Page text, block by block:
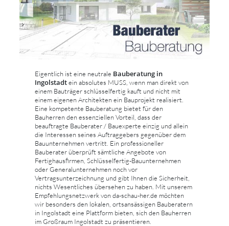
Eigentlich ist eine neutrale Bauberatung in
Ingolstadtein absolutes MUSS, wenn man direkt von
einem Bauträger schlüsselfertig kauft und nicht mit
einem eigenen Architekten ein Bauprojekt realisiert.
Eine kompetente Bauberatung bietet für den
Bauherren den essenziellen Vorteil, dass der
beauftragte Bauberater / Bauexperte einzig und allein
die Interessen seines Auftraggebers gegenüber dem
Bauunternehmen vertritt. Ein professioneller
Bauberater überprüft sämtliche Angebote von
Fertighausfirmen, Schlüsselfertig-Bauunternehmen
oder Generalunternehmen noch vor
Vertragsunterzeichnung und gibt Ihnen die Sicherheit,
nichts Wesentliches übersehen zu haben. Mit unserem
Empfehlungsnetzwerk von da-schau-her.de möchten
wir besonders den lokalen, ortsansässigen Bauberatern
in Ingolstadt eine Plattform bieten, sich den Bauherren
im Großraum Ingolstadt zu präsentieren.